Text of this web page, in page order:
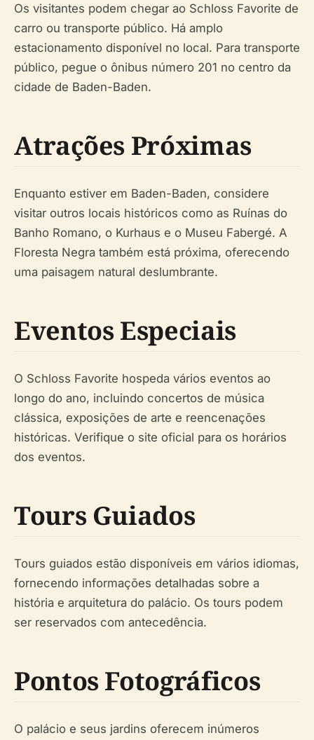
Os visitantes podem chegar ao Schloss Favorite de
carro ou transporte público. Há amplo
estacionamento disponível no local. Para transporte
público, pegue o ônibus número 201 no centro da
cidade de Baden-Baden.
Atrações Próximas
Enquanto estiver em Baden-Baden, considere
visitar outros locais históricos como as Ruínas do
Banho Romano, o Kurhaus e o Museu Fabergé. A
Floresta Negra também está próxima, oferecendo
uma paisagem natural deslumbrante.
Eventos Especiais
O Schloss Favorite hospeda vários eventos ao
longo do ano, incluindo concertos de música
clássica, exposições de arte e reencenações
históricas. Verifique o site oficial para os horários
dos eventos.
Tours Guiados
Tours guiados estão disponíveis em vários idiomas,
fornecendo informações detalhadas sobre a
história e arquitetura do palácio. Os tours podem
ser reservados com antecedência.
Pontos Fotográficos
O palácio e seus jardins oferecem inúmeros